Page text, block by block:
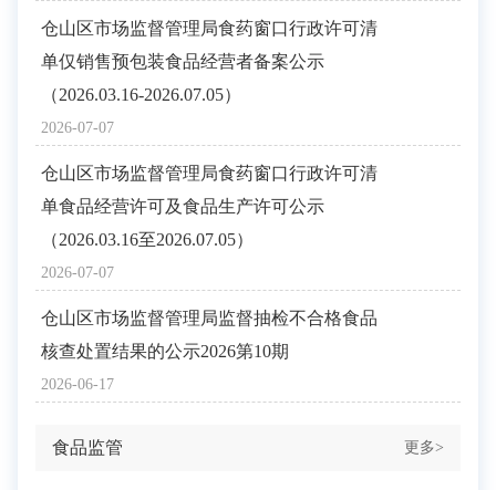
2026-07-07
仓山区市场监督管理局食药窗口行政许可清
单仅销售预包装食品经营者备案公示
（2026.03.16-2026.07.05）
2026-07-07
仓山区市场监督管理局食药窗口行政许可清
单食品经营许可及食品生产许可公示
（2026.03.16至2026.07.05）
2026-06-17
仓山区市场监督管理局监督抽检不合格食品
核查处置结果的公示2026第10期
食品监管 更多>